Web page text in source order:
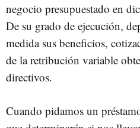
negocio presupuestado en
De su grado de ejecución,
medida sus beneficios,
de la retribución variable
directivos.
Cuando pidamos un